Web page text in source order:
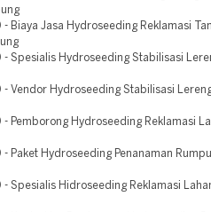
Biaya Jasa Hydroseeding Reklamasi
- Spesialis Hydroseeding Stabilisasi
- Vendor Hydroseeding Stabilisasi
Pemborong Hydroseeding Reklamasi
Paket Hydroseeding Penanaman
Spesialis Hidroseeding Reklamasi